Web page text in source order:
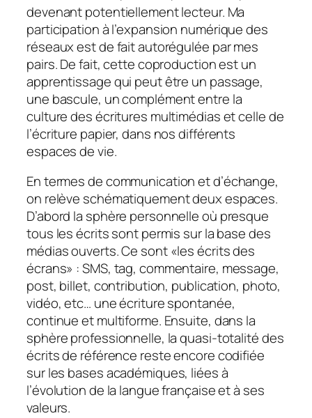
devenant potentiellement lecteur. Ma
participation à l’expansion numérique des
réseaux est de fait autorégulée par mes
pairs. De fait, cette coproduction est un
apprentissage qui peut être un passage,
une bascule, un complément entre la
culture des écritures multimédias et celle de
l’écriture papier, dans nos différents
espaces de vie.
En termes de communication et d’échange,
on relève schématiquement deux espaces.
D’abord la sphère personnelle où presque
tous les écrits sont permis sur la base des
médias ouverts. Ce sont «les écrits des
écrans» : SMS, tag, commentaire, message,
post, billet, contribution, publication, photo,
vidéo, etc… une écriture spontanée,
continue et multiforme. Ensuite, dans la
sphère professionnelle, la quasi-totalité des
écrits de référence reste encore codifiée
sur les bases académiques, liées à
l’évolution de la langue française et à ses
valeurs.